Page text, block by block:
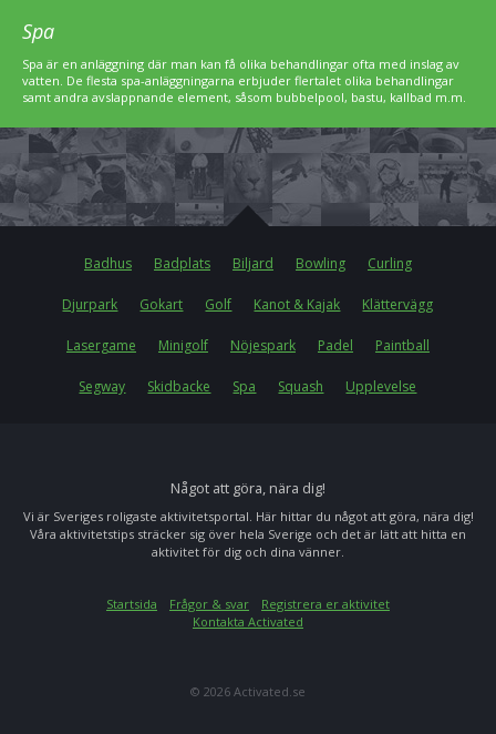
Spa
Spa är en anläggning där man kan få olika behandlingar ofta med inslag av
vatten. De flesta spa-anläggningarna erbjuder flertalet olika behandlingar
samt andra avslappnande element, såsom bubbelpool, bastu, kallbad m.m.
Badhus Badplats Biljard Bowling Curling
Djurpark Gokart Golf Kanot & Kajak Klättervägg
Lasergame Minigolf Nöjespark Padel Paintball
Segway Skidbacke Spa Squash Upplevelse
Något att göra, nära dig!
Vi är Sveriges roligaste aktivitetsportal. Här hittar du något att göra, nära dig!
Våra aktivitetstips sträcker sig över hela Sverige och det är lätt att hitta en
aktivitet för dig och dina vänner.
Startsida Frågor & svar
Registrera er aktivitet
Kontakta Activated
© 2026 Activated.se